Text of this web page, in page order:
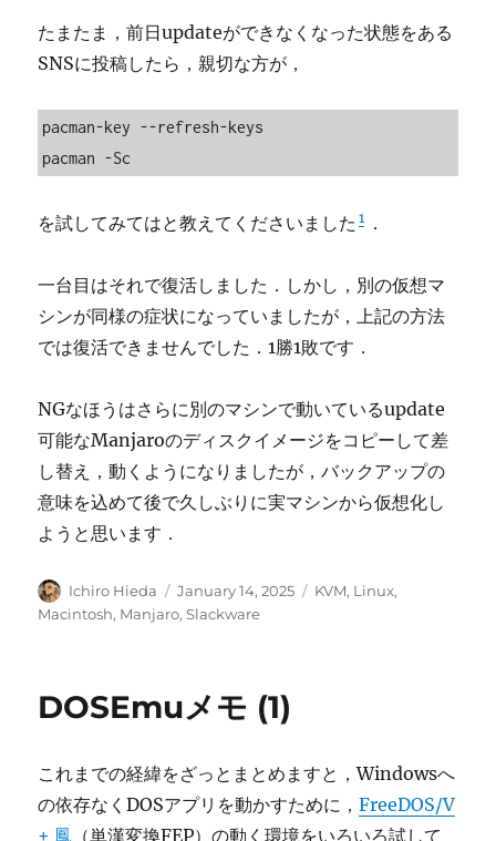
たまたま，前日updateができなくなった状態をある
SNSに投稿したら，親切な方が，
pacman-key --refresh-keys
pacman -Sc
を試してみてはと教えてくださいました 1 ．
一台目はそれで復活しました．しかし，別の仮想マ
シンが同様の症状になっていましたが，上記の方法
では復活できませんでした．1勝1敗です．
NGなほうはさらに別のマシンで動いているupdate
可能なManjaroのディスクイメージをコピーして差
し替え，動くようになりましたが，バックアップの
意味を込めて後で久しぶりに実マシンから仮想化し
ようと思います．
Author
Ichiro Hieda
Posted
on
January 14, 2025 Categories
KVM, Linux,
Macintosh, Manjaro,Slackware
DOSEmuメモ (1)
これまでの経緯をざっとまとめますと，Windowsへ
の依存なくDOSアプリを動かすために，FreeDOS/V
+ 鳳 （単漢変換FEP）の動く環境をいろいろ試して